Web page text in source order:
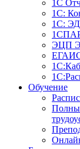
1С
1С:
1С:
ЭЦП
Обучение